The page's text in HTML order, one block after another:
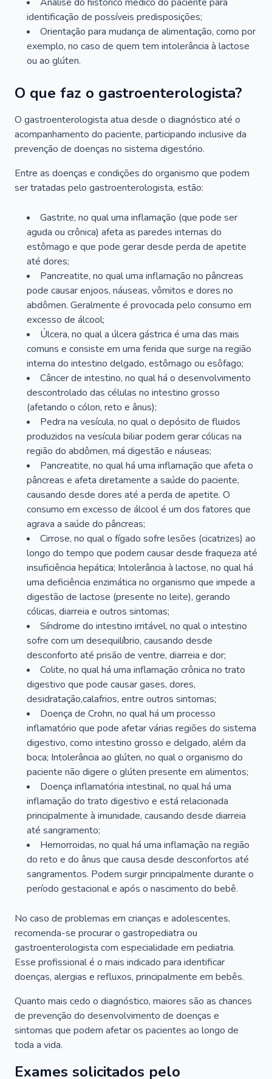
identificação de possíveis predisposições;
Orientação para mudança de alimentação, como por
exemplo, no caso de quem tem intolerância à lactose
ou ao glúten.
O que faz o gastroenterologista?
O gastroenterologista atua desde o diagnóstico até o
acompanhamento do paciente, participando inclusive da
prevenção de doenças no sistema digestório.
Entre as doenças e condições do organismo que podem
ser tratadas pelo gastroenterologista, estão:
Gastrite, no qual uma inflamação (que pode ser
aguda ou crônica) afeta as paredes internas do
estômago e que pode gerar desde perda de apetite
até dores;
Pancreatite, no qual uma inflamação no pâncreas
pode causar enjoos, náuseas, vômitos e dores no
abdômen. Geralmente é provocada pelo consumo em
excesso de álcool;
Úlcera, no qual a úlcera gástrica é uma das mais
comuns e consiste em uma ferida que surge na região
interna do intestino delgado, estômago ou esôfago;
Câncer de intestino, no qual há o desenvolvimento
descontrolado das células no intestino grosso
(afetando o cólon, reto e ânus);
Pedra na vesícula, no qual o depósito de fluidos
produzidos na vesícula biliar podem gerar cólicas na
região do abdômen, má digestão e náuseas;
Pancreatite, no qual há uma inflamação que afeta o
pâncreas e afeta diretamente a saúde do paciente,
causando desde dores até a perda de apetite. O
consumo em excesso de álcool é um dos fatores que
agrava a saúde do pâncreas;
Cirrose, no qual o fígado sofre lesões (cicatrizes) ao
longo do tempo que podem causar desde fraqueza até
insuficiência hepática; Intolerância à lactose, no qual há
uma deficiência enzimática no organismo que impede a
digestão de lactose (presente no leite), gerando
cólicas, diarreia e outros sintomas;
Síndrome do intestino irritável, no qual o intestino
sofre com um desequilíbrio, causando desde
desconforto até prisão de ventre, diarreia e dor;
Colite, no qual há uma inflamação crônica no trato
digestivo que pode causar gases, dores,
desidratação,calafrios, entre outros sintomas;
Doença de Crohn, no qual há um processo
inflamatório que pode afetar várias regiões do sistema
digestivo, como intestino grosso e delgado, além da
boca; Intolerância ao glúten, no qual o organismo do
paciente não digere o glúten presente em alimentos;
Doença inflamatória intestinal, no qual há uma
inflamação do trato digestivo e está relacionada
principalmente à imunidade, causando desde diarreia
até sangramento;
Hemorroidas, no qual há uma inflamação na região
do reto e do ânus que causa desde desconfortos até
sangramentos. Podem surgir principalmente durante o
período gestacional e após o nascimento do bebê.
No caso de problemas em crianças e adolescentes,
recomenda-se procurar o gastropediatra ou
gastroenterologista com especialidade em pediatria.
Esse profissional é o mais indicado para identificar
doenças, alergias e refluxos, principalmente em bebês.
Quanto mais cedo o diagnóstico, maiores são as chances
de prevenção do desenvolvimento de doenças e
sintomas que podem afetar os pacientes ao longo de
toda a vida.
Exames solicitados pelo